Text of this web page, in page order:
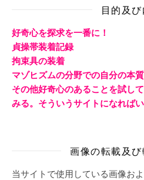
目的及び
好奇心を探求を一番に！
貞操帯装着記録
拘束具の装着
マゾヒズムの分野での自分の本
その他好奇心のあることを試し
みる。そういうサイトになれば
画像の転載及
当サイトで使用している画像お